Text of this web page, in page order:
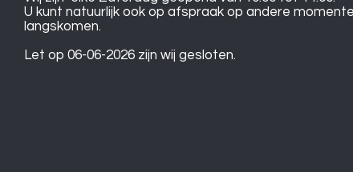
U kunt natuurlijk ook op afspraak op andere
langskomen.
Let op 06-06-2026 zijn wij gesloten.